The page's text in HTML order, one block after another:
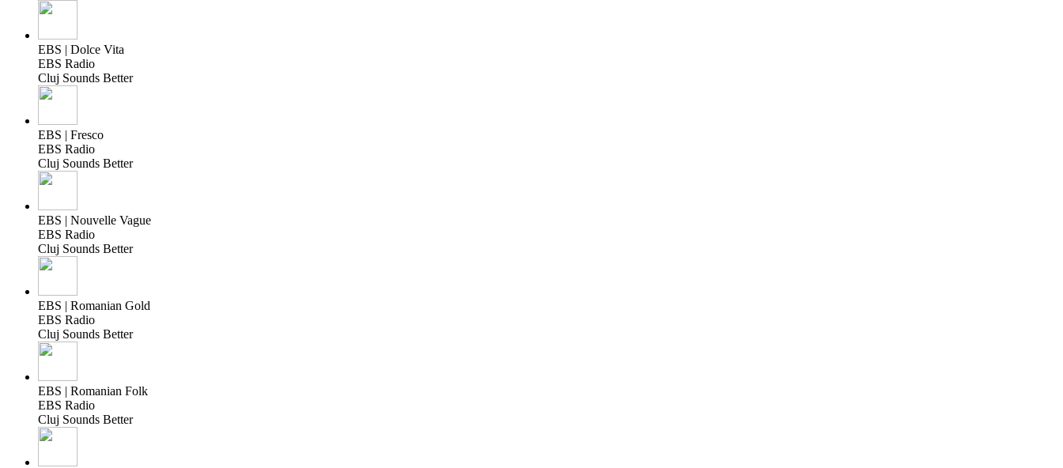
EBS | Dolce Vita
EBS Radio
Cluj Sounds Better
EBS | Fresco
EBS Radio
Cluj Sounds Better
EBS | Nouvelle Vague
EBS Radio
Cluj Sounds Better
EBS | Romanian Gold
EBS Radio
Cluj Sounds Better
EBS | Romanian Folk
EBS Radio
Cluj Sounds Better